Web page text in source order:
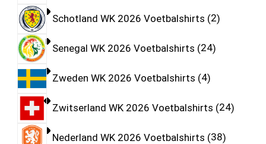
Schotland WK 2026 Voetbalshirts 2
Senegal WK 2026 Voetbalshirts 24
Zweden WK 2026 Voetbalshirts 4
Zwitserland WK 2026 Voetbalshirts 24
Nederland WK 2026 Voetbalshirts 38